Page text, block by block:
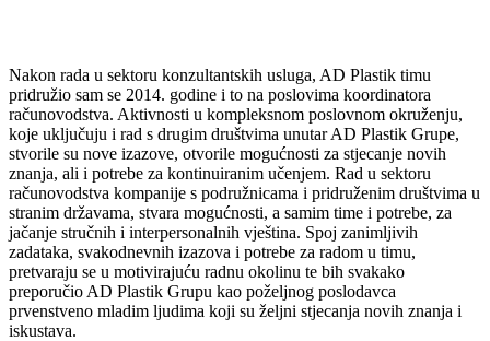
Nakon rada u sektoru konzultantskih usluga, AD Plastik timu
pridružio sam se 2014. godine i to na poslovima koordinatora
računovodstva. Aktivnosti u kompleksnom poslovnom okruženju,
koje uključuju i rad s drugim društvima unutar AD Plastik Grupe,
stvorile su nove izazove, otvorile mogućnosti za stjecanje novih
znanja, ali i potrebe za kontinuiranim učenjem. Rad u sektoru
računovodstva kompanije s podružnicama i pridruženim društvima u
stranim državama, stvara mogućnosti, a samim time i potrebe, za
jačanje stručnih i interpersonalnih vještina. Spoj zanimljivih
zadataka, svakodnevnih izazova i potrebe za radom u timu,
pretvaraju se u motivirajuću radnu okolinu te bih svakako
preporučio AD Plastik Grupu kao poželjnog poslodavca
prvenstveno mladim ljudima koji su željni stjecanja novih znanja i
iskustava.